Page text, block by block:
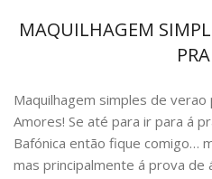
MAQUILHAGEM
Maquilhagem simples de verao
Amores! Se até para ir para á
Bafónica então fique comigo…
mas principalmente á prova de